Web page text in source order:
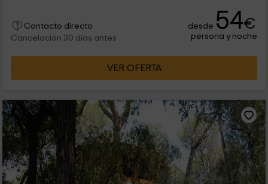
Contacto directo
Cancelación 30 días antes
desde 54€
persona y noche
VER OFERTA